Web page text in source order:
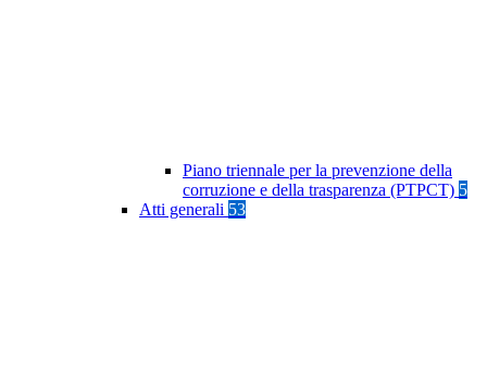
Piano triennale per la prevenzione della
corruzione e della trasparenza (PTPCT) 5
Atti generali 53